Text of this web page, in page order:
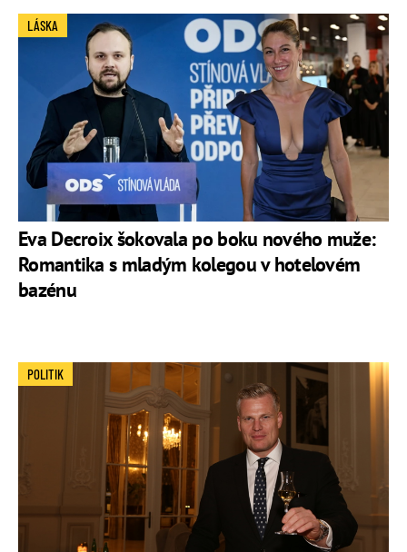
Eva Decroix šokovala po boku nového muže:
Romantika s mladým kolegou v hotelovém
bazénu
LÁSKA
POLITIK